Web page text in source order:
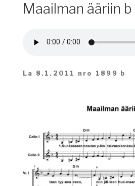
Maailman ääriin b
La 8.1.2011 nro 1899 b